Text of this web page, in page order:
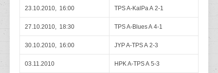
23.10.2010, 16:00 TPS A-KalPa A 2-1
27.10.2010, 18:30 TPS A-Blues A 4-1
30.10.2010, 16:00 JYP A-TPS A 2-3
03.11.2010 HPK A-TPS A 5-3